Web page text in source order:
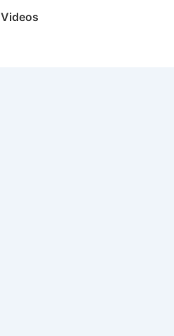
Videos